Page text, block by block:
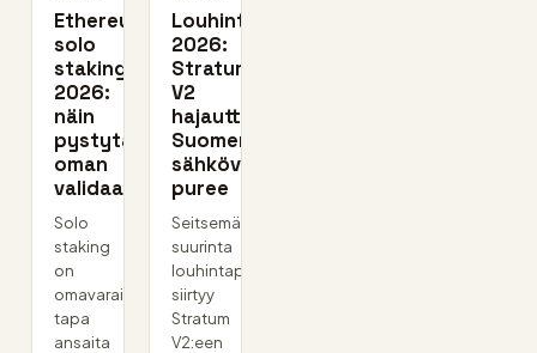
Ethereumin
solo
staking
2026:
näin
pystytät
oman
validaattorin
Solo
staking
on
omavaraisin
tapa
ansaita
Louhintapoolit
2026:
Stratum
V2
hajauttaa,
Suomen
sähkövero
puree
Seitsemän
suurinta
louhintapoolia
siirtyy
Stratum
V2:een